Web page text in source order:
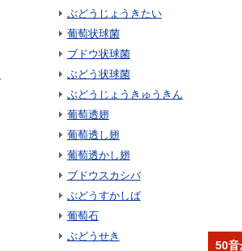
ぶどうじょうきたい
葡萄状球菌
ブドウ状球菌
ぶどう状球菌
ぶどうじょうきゅうきん
葡萄透翅
葡萄透し翅
葡萄透かし翅
ブドウスカシバ
ぶどうすかしば
葡萄石
ぶどうせき
50音